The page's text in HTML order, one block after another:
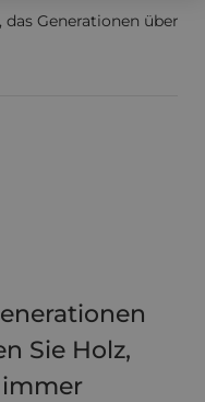
das Generationen
Sie Holz,